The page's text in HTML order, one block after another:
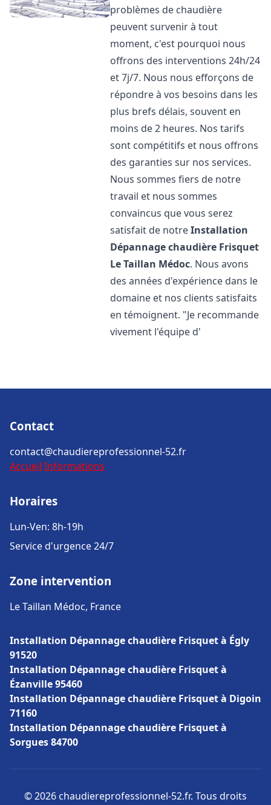
problèmes de chaudière
peuvent survenir à tout
moment, c'est pourquoi nous
offrons des interventions 24h/24
et 7j/7. Nous nous efforçons de
répondre à vos besoins dans les
plus brefs délais, souvent en
moins de 2 heures. Nos tarifs
sont compétitifs et nous offrons
des garanties sur nos services.
Nous sommes fiers de notre
travail et nous sommes
convaincus que vous serez
satisfait de notreInstallation
Dépannage chaudière Frisquet
Le Taillan Médoc. Nous avons
des années d'expérience dans le
domaine et nos clients satisfaits
en témoignent. "Je recommande
vivement l'équipe d'
Contact
contact@chaudiereprofessionnel-52.fr
Accueil Informations
Horaires
Lun-Ven: 8h-19h
Service d'urgence 24/7
Zone intervention
Le Taillan Médoc, France
Installation Dépannage chaudière Frisquet à Égly
91520
Installation Dépannage chaudière Frisquet à
Ézanville 95460
Installation Dépannage chaudière Frisquet à Digoin
71160
Installation Dépannage chaudière Frisquet à
Sorgues 84700
© 2026 chaudiereprofessionnel-52.fr. Tous droits